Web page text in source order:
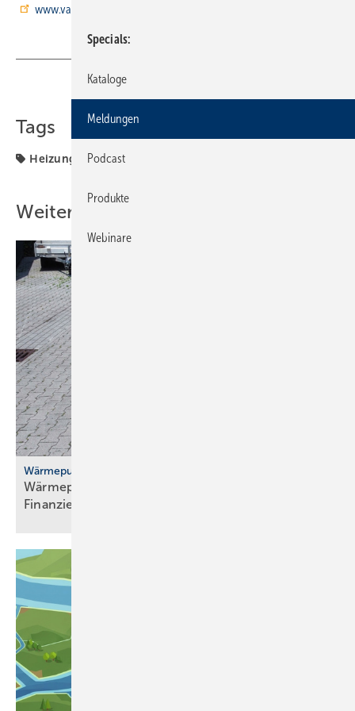
www.varmeco.de/aktuelles/schulungen.html
Tags
Heizungstechnik
Weitere Inhalte
Wärmepumpenhochlauf
Wärmepumpen: gute Ideen für Transport,
Finanzierung und
Specials
Kataloge
Meldungen
Podcast
Produkte
Webinare